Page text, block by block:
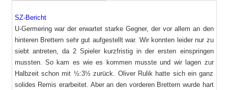
SZ-Bericht
U-Germering war der erwartet starke Gegner, der vor allem an den
hinteren Brettern sehr gut aufgestellt war. Wir konnten leider nur zu
siebt antreten, da 2 Spieler kurzfristig in der ersten einspringen
mussten. So kam es wie es kommen musste und wir lagen zur
Halbzeit schon mit ½:3½ zurück. Oliver Rulik hatte sich ein ganz
solides Remis erarbeitet. Aber an den vorderen Brettern wurde hart